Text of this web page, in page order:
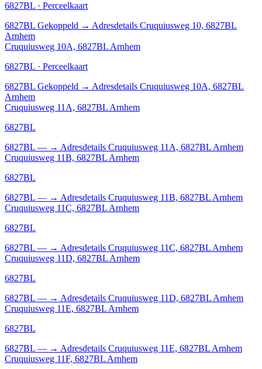
6827BL · Perceelkaart
6827BL Gekoppeld → Adresdetails Cruquiusweg 10, 6827BL
Arnhem
Cruquiusweg 10A, 6827BL Arnhem
6827BL · Perceelkaart
6827BL Gekoppeld → Adresdetails Cruquiusweg 10A, 6827BL
Arnhem
Cruquiusweg 11A, 6827BL Arnhem
6827BL
6827BL — → Adresdetails Cruquiusweg 11A, 6827BL Arnhem
Cruquiusweg 11B, 6827BL Arnhem
6827BL
6827BL — → Adresdetails Cruquiusweg 11B, 6827BL Arnhem
Cruquiusweg 11C, 6827BL Arnhem
6827BL
6827BL — → Adresdetails Cruquiusweg 11C, 6827BL Arnhem
Cruquiusweg 11D, 6827BL Arnhem
6827BL
6827BL — → Adresdetails Cruquiusweg 11D, 6827BL Arnhem
Cruquiusweg 11E, 6827BL Arnhem
6827BL
6827BL — → Adresdetails Cruquiusweg 11E, 6827BL Arnhem
Cruquiusweg 11F, 6827BL Arnhem